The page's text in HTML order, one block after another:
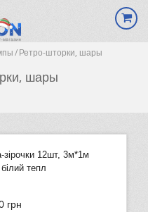
Ретро-шторки, шары
шары
зірочки 12шт, 3м*1м
тепл
грн